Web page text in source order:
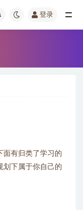
登录
面有归类了学习的
划下属于你自己的